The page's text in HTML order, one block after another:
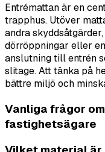
Entrémattan är en
trapphus. Utöver
andra
dörröppningar eller
anslutning till entrén
slitage. Att tänka på
bättre miljö och
Vanliga frågor
fastighetsägare